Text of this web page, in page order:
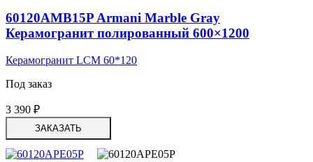
60120AMB15P Armani Marble Gray
Керамогранит полированный 600×1200
Керамогранит LCM 60*120
Под заказ
3 390 ₽
ЗАКАЗАТЬ